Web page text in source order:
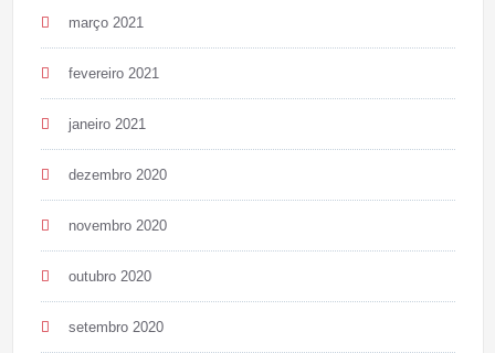
março 2021
fevereiro 2021
janeiro 2021
dezembro 2020
novembro 2020
outubro 2020
setembro 2020